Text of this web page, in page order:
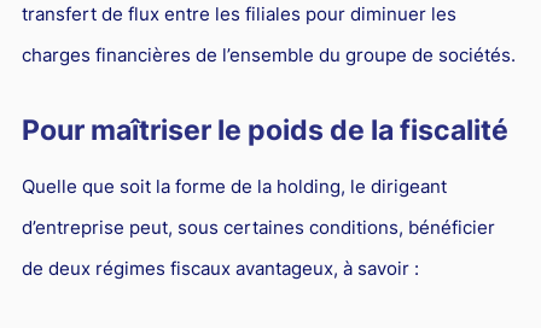
transfert de flux entre les filiales pour diminuer les
charges financières de l’ensemble du groupe de sociétés.
Pour maîtriser le poids de la fiscalité
Quelle que soit la forme de la holding, le dirigeant
d’entreprise peut, sous certaines conditions, bénéficier
de deux régimes fiscaux avantageux, à savoir :